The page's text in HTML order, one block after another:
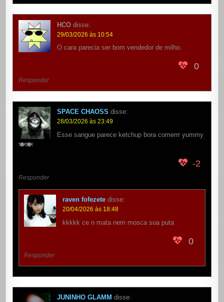
HCO disse:
29/03/2026 às 10:54
O cara parecia ser bom vendedor de milho.
0
Responder
SPACE CHAOSS disse:
28/03/2026 às 23:49
Esse sangue parece ketchup bora comerrr yummy
🍽🍽
-2
Responder
raven fofezete disse:
20/04/2026 às 18:48
kkkkk ce n mata nem mosca sua puta
0
Responder
JUNINHO GLAMM disse: